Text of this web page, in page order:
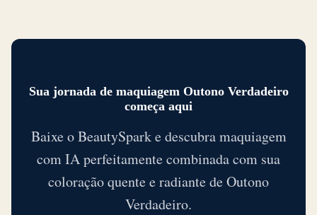
Sua jornada de maquiagem Outono Verdadeiro
começa aqui
Baixe o BeautySpark e descubra maquiagem
com IA perfeitamente combinada com sua
coloração quente e radiante de Outono
Verdadeiro.